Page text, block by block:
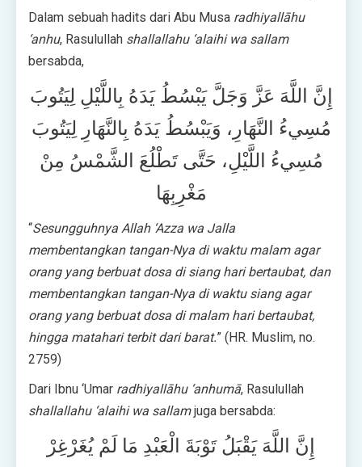
Dalam sebuah hadits dari Abu Musa radhiyallāhu
‘anhu, Rasulullah shallallahu ‘alaihi wa sallam
bersabda,
إِنَّ اللَّهَ عَزَّ وَجَلَّ يَبْسُطُ يَدَهُ بِاللَّيْلِ لِيَتُوبَ
مُسِيءُ النَّهَارِ، وَيَبْسُطُ يَدَهُ بِالنَّهَارِ لِيَتُوبَ
مُسِيءُ اللَّيْلِ، حَتَّى تَطْلُعَ الشَّمْسُ مِنْ
مَغْرِبِهَا
“Sesungguhnya Allah ‘Azza wa Jalla
membentangkan tangan-Nya di waktu malam agar
orang yang berbuat dosa di siang hari bertaubat, dan
membentangkan tangan-Nya di waktu siang agar
orang yang berbuat dosa di malam hari bertaubat,
hingga matahari terbit dari barat.” (HR. Muslim, no.
2759)
Dari Ibnu ‘Umar radhiyallāhu ‘anhumā, Rasulullah
shallallahu ‘alaihi wa sallamjuga bersabda:
إِنَّ اللَّهَ يَقْبَلُ تَوْبَةَ الْعَبْدِ مَا لَمْ يُغَرْغِرْ